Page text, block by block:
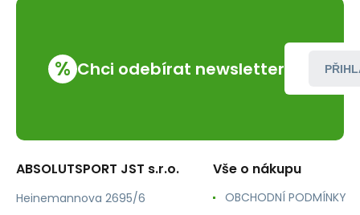
% Chci odebírat newsletter
ABSOLUTSPORT JST s.r.o.
Heinemannova 2695/6
Vše o nákupu
OBCHODNÍ PODMÍNKY